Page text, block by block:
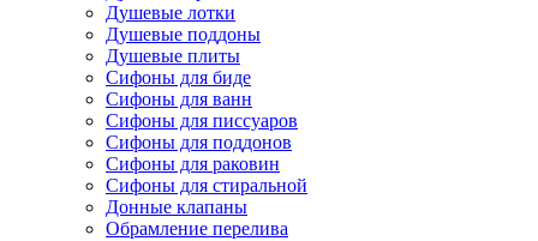
Душевые лотки
Душевые поддоны
Душевые плиты
Сифоны для биде
Сифоны для ванн
Сифоны для писсуаров
Сифоны для поддонов
Сифоны для раковин
Сифоны для стиральной
Донные клапаны
Обрамление перелива